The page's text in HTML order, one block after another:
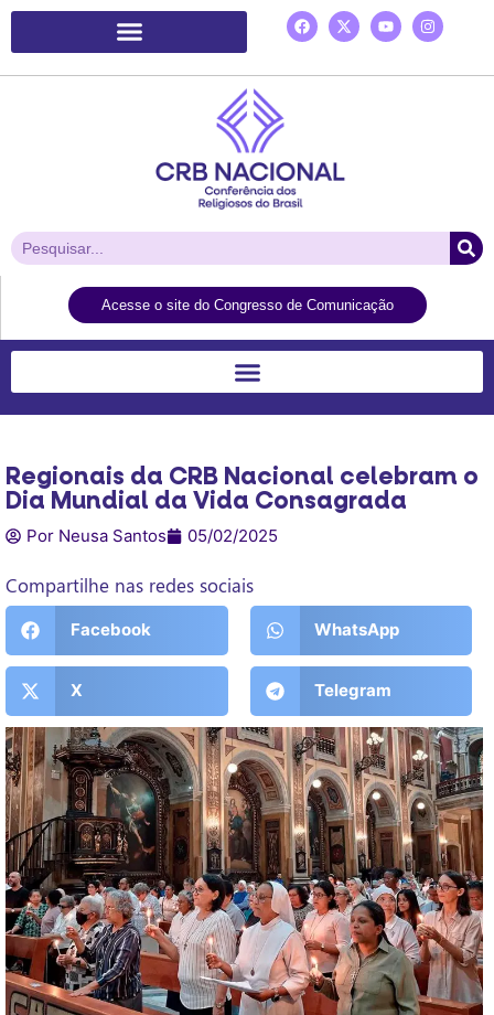
Acesse o site do Congresso de Comunicação
Regionais da CRB Nacional celebram o
Dia Mundial da Vida Consagrada
Por Neusa Santos 05/02/2025
Compartilhe nas redes sociais
Facebook WhatsApp
X Telegram